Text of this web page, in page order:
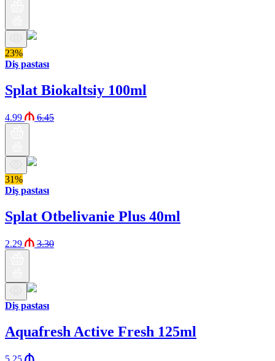
23%
Diş pastası
Splat Biokaltsiy 100ml
4.99 6.45
31%
Diş pastası
Splat Otbelivanie Plus 40ml
2.29 3.30
Diş pastası
Aquafresh Active Fresh 125ml
5.25